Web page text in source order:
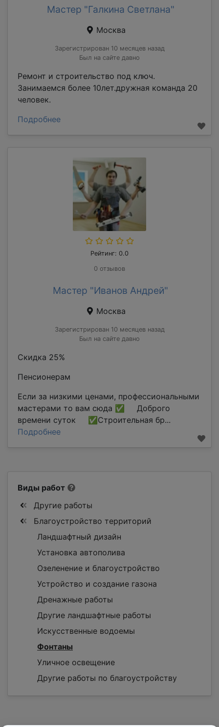
Мастер "Галкина Светлана"
Москва
Зарегистрирован 10 месяцев назад
Был на сайте давно
Ремонт и строительство под ключ.
Занимаемся более 10лет.дружная команда 20
человек.
Подробнее
Рейтинг: 0.0
0 отзывов
Мастер "Иванов Андрей"
Москва
Зарегистрирован 10 месяцев назад
Был на сайте давно
Скидка 25%
Пенсионерам
Если за низкими ценами, профессиональными
мастерами то вам сюда ✅ Доброго
времени суток ✅Строительная бр...
Подробнее
Виды работ
Другие работы
Благоустройство территорий
Ландшафтный дизайн
Установка автополива
Озеленение и благоустройство
Устройство и создание газона
Дренажные работы
Другие ландшафтные работы
Искусственные водоемы
Фонтаны
Уличное освещение
Другие работы по благоустройству